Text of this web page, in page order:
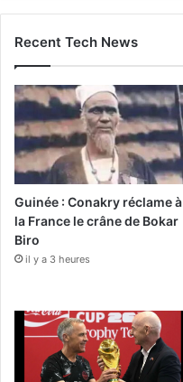
Recent Tech News
Guinée : Conakry réclame à
la France le crâne de Bokar
Biro
il y a 3 heures